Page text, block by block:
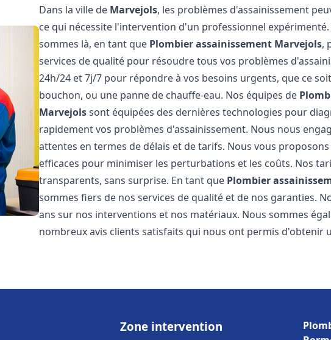
Dans la ville de Marvejols, les problèmes d'assainissement
ce qui nécessite l'intervention d'un professionnel
sommes là, en tant que Plombier assainissement Marvejols,
services de qualité pour résoudre tous vos problèmes
24h/24 et 7j/7 pour répondre à vos besoins urgents, que ce
bouchon, ou une panne de chauffe-eau. Nos équipes de
Marvejolssont équipées des dernières technologies pour
rapidement vos problèmes d'assainissement. Nous nous
attentes en termes de délais et de tarifs. Nous vous
efficaces pour minimiser les perturbations et les coûts. Nos
transparents, sans surprise. En tant que Plombier
sommes fiers de nos services de qualité et de nos garanties.
ans sur nos interventions et nos matériaux. Nous sommes
nombreux avis clients satisfaits qui nous ont permis d'obtenir
Zone intervention